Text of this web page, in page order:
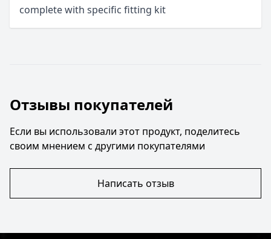
complete with specific fitting kit
Отзывы покупателей
Если вы использовали этот продукт, поделитесь
своим мнением с другими покупателями
Написать отзыв